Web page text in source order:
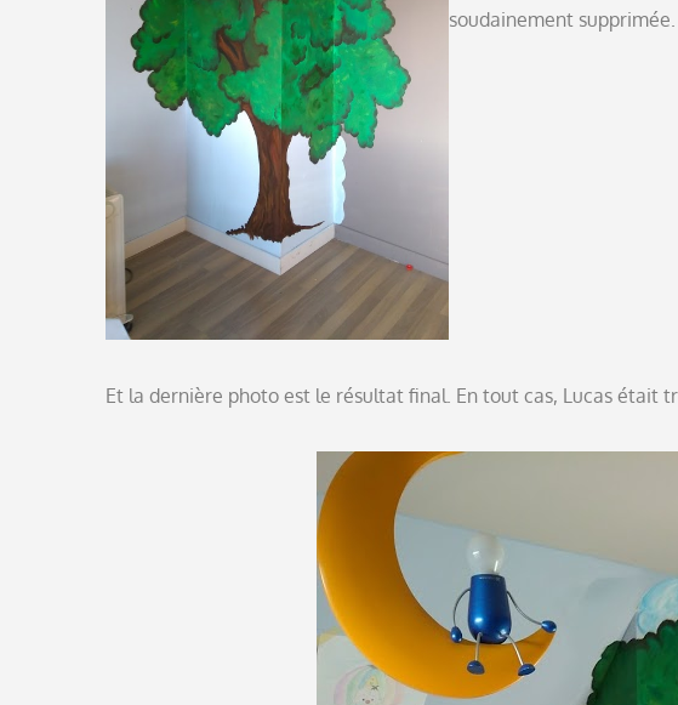
soudainement supprimée.
Et la dernière photo est le résultat final. En tout cas, Lucas était